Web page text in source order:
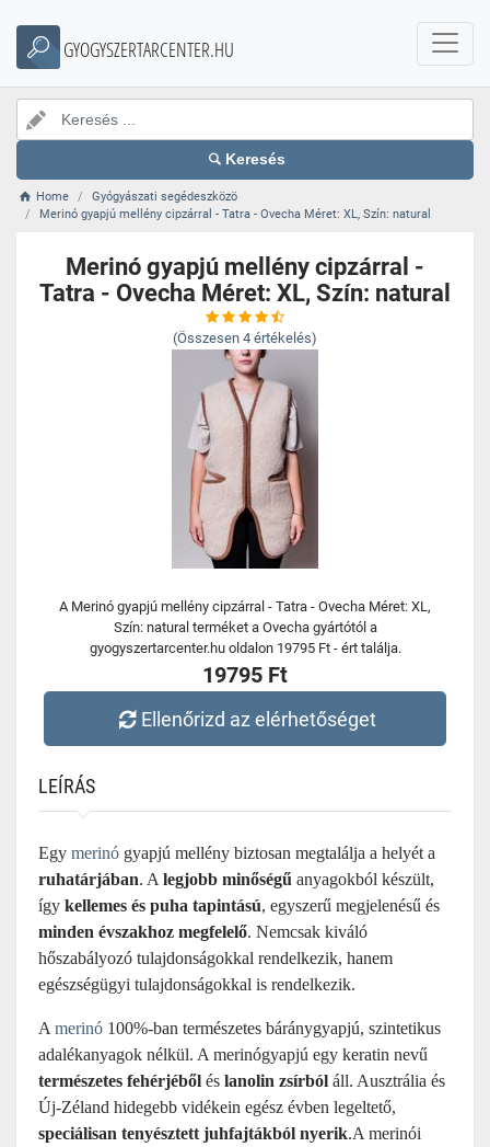
GYOGYSZERTARCENTER.HU
Keresés
Home
Gyógyászati segédeszközö
Merinó gyapjú mellény cipzárral - Tatra - Ovecha Méret: XL, Szín: natural
Merinó gyapjú mellény cipzárral -
Tatra - Ovecha Méret: XL, Szín: natural
(Összesen 4 értékelés)
A Merinó gyapjú mellény cipzárral - Tatra - Ovecha Méret: XL,
Szín: natural terméket a Ovecha gyártótól a
gyogyszertarcenter.hu oldalon 19795 Ft - ért találja.
19795 Ft
Ellenőrizd az elérhetőséget
LEÍRÁS
Egy merinó gyapjú mellény biztosan megtalálja a helyét a
ruhatárjában. A legjobb minőségű anyagokból készült,
így kellemes és puha tapintású, egyszerű megjelenésű és
minden évszakhoz megfelelő. Nemcsak kiváló
hőszabályozó tulajdonságokkal rendelkezik, hanem
egészségügyi tulajdonságokkal is rendelkezik.
A merinó 100%-ban természetes báránygyapjú, szintetikus
adalékanyagok nélkül. A merinógyapjú egy keratin nevű
természetes fehérjéből és lanolin zsírból áll. Ausztrália és
Új-Zéland hidegebb vidékein egész évben legeltető,
speciálisan tenyésztett juhfajtákból nyerik.A merinói